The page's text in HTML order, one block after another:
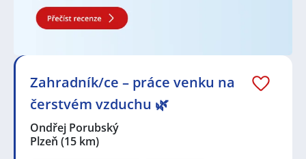
Zahradník/ce – práce venku na
čerstvém vzduchu 🌿
Ondřej Porubský
Plzeň (15 km)